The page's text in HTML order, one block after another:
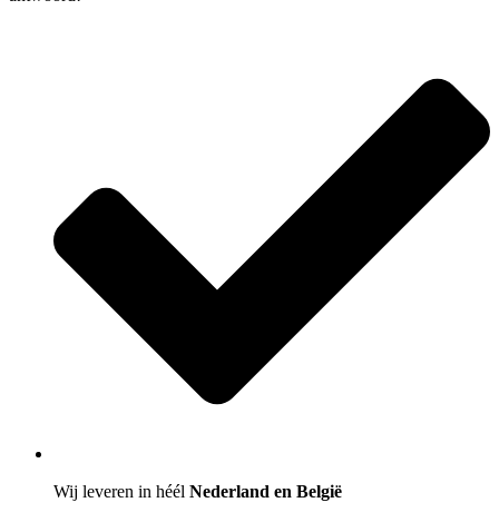
Wij leveren in héél Nederland en België